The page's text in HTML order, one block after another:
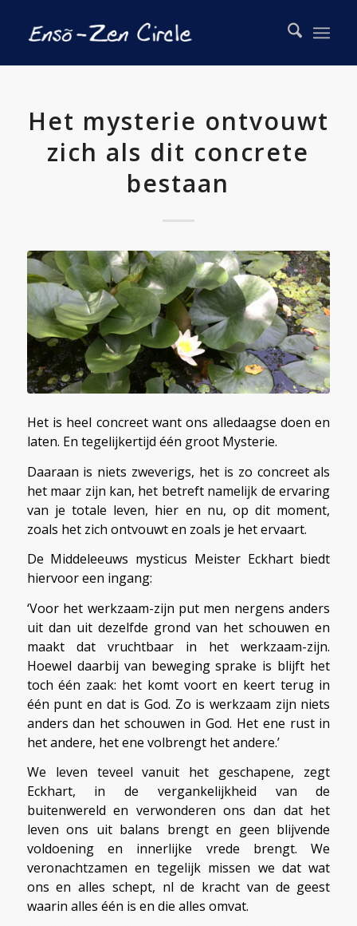
Het mysterie ontvouwt
zich als dit concrete
bestaan
Het is heel concreet want ons alledaagse doen en
laten. En tegelijkertijd één groot Mysterie.
Daaraan is niets zweverigs, het is zo concreet als
het maar zijn kan, het betreft namelijk de ervaring
van je totale leven, hier en nu, op dit moment,
zoals het zich ontvouwt en zoals je het ervaart.
De Middeleeuws mysticus Meister Eckhart biedt
hiervoor een ingang:
‘Voor het werkzaam-zijn put men nergens anders
uit dan uit dezelfde grond van het schouwen en
maakt dat vruchtbaar in het werkzaam-zijn.
Hoewel daarbij van beweging sprake is blijft het
toch één zaak: het komt voort en keert terug in
één punt en dat is God. Zo is werkzaam zijn niets
anders dan het schouwen in God. Het ene rust in
het andere, het ene volbrengt het andere.’
We leven teveel vanuit het geschapene, zegt
Eckhart, in de vergankelijkheid van de
buitenwereld en verwonderen ons dan dat het
leven ons uit balans brengt en geen blijvende
voldoening en innerlijke vrede brengt. We
veronachtzamen en tegelijk missen we dat wat
ons en alles schept, nl de kracht van de geest
waarin alles één is en die alles omvat.